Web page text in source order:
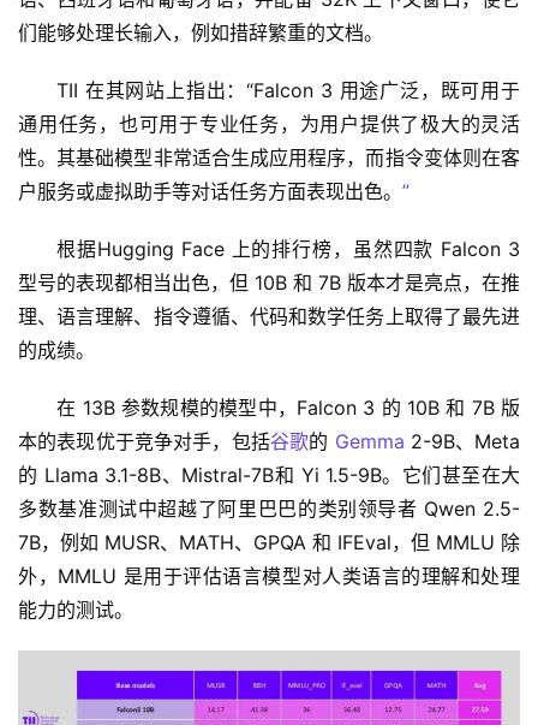
们能够处理长输入，例如措辞繁重的文档。
TII 在其网站上指出：“Falcon 3 用途广泛，既可用于
通用任务，也可用于专业任务，为用户提供了极大的灵活
性。其基础模型非常适合生成应用程序，而指令变体则在客
户服务或虚拟助手等对话任务方面表现出色。 ”
根据Hugging Face 上的排行榜，虽然四款 Falcon 3
型号的表现都相当出色，但 10B 和 7B 版本才是亮点，在推
理、语言理解、指令遵循、代码和数学任务上取得了最先进
的成绩。
在 13B 参数规模的模型中，Falcon 3 的 10B 和 7B 版
本的表现优于竞争对手，包括谷歌的 Gemma 2-9B、Meta
的 Llama 3.1-8B、Mistral-7B和 Yi 1.5-9B。它们甚至在大
多数基准测试中超越了阿里巴巴的类别领导者 Qwen 2.5-
7B，例如 MUSR、MATH、GPQA 和 IFEval，但 MMLU 除
外，MMLU 是用于评估语言模型对人类语言的理解和处理
能力的测试。